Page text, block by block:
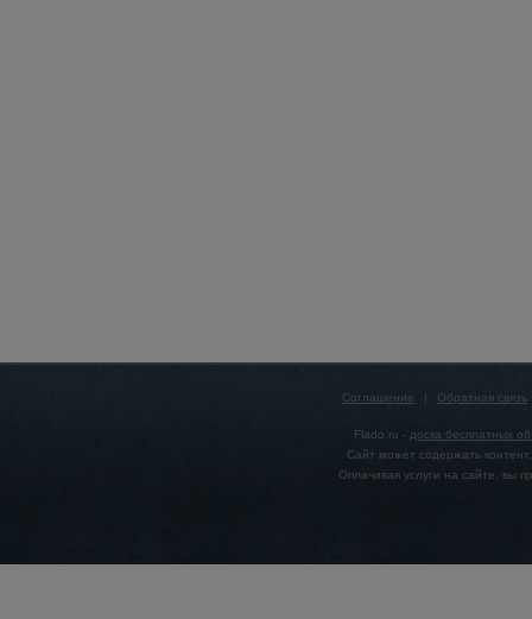
Соглашение | Обратная связь
Flado.ru - доска бесплатных
Сайт может содержать
Оплачивая услуги на сайте, вы